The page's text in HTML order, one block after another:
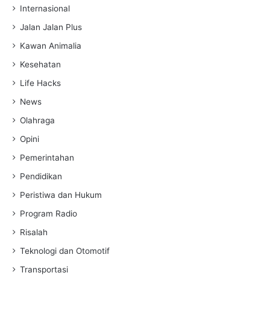
Internasional
Jalan Jalan Plus
Kawan Animalia
Kesehatan
Life Hacks
News
Olahraga
Opini
Pemerintahan
Pendidikan
Peristiwa dan Hukum
Program Radio
Risalah
Teknologi dan Otomotif
Transportasi